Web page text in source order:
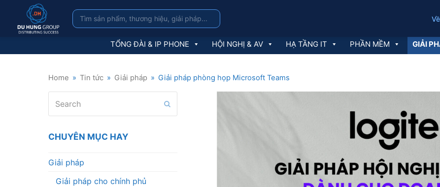
TỔNG ĐÀI & IP PHONE HỘI NGHỊ & AV HẠ TẦNG IT PHẦN MỀM GIẢI
Home » Tin tức » Giải pháp » Giải pháp phòng họp Microsoft Teams
CHUYÊN MỤC HAY
Giải pháp
Giải pháp cho chính phủ